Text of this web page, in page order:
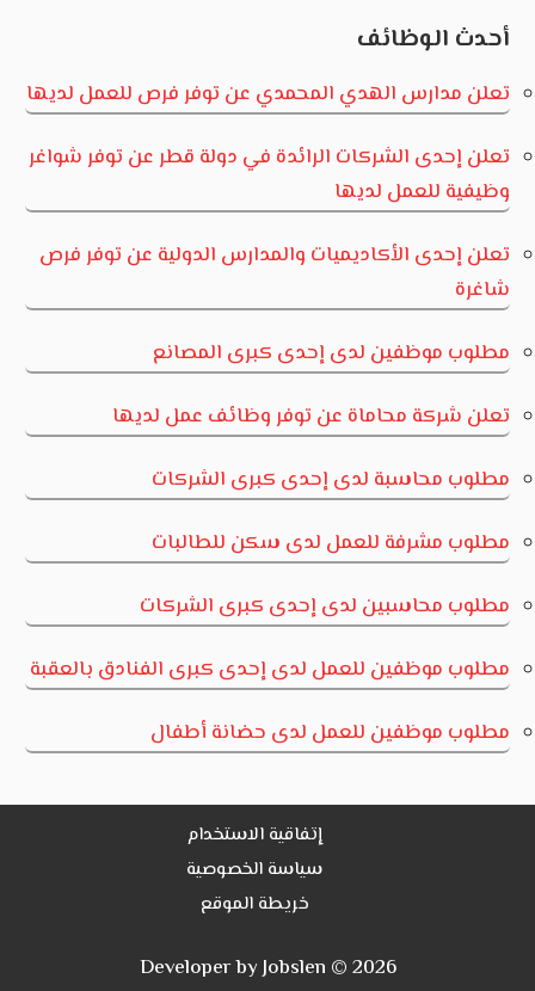
أحدث الوظائف
تعلن مدارس الهدي المحمدي عن توفر فرص للعمل لديها
تعلن إحدى الشركات الرائدة في دولة قطر عن توفر شواغر
وظيفية للعمل لديها
تعلن إحدى الأكاديميات والمدارس الدولية عن توفر فرص
شاغرة
مطلوب موظفين لدى إحدى كبرى المصانع
تعلن شركة محاماة عن توفر وظائف عمل لديها
مطلوب محاسبة لدى إحدى كبرى الشركات
مطلوب مشرفة للعمل لدى سكن للطالبات
مطلوب محاسبين لدى إحدى كبرى الشركات
مطلوب موظفين للعمل لدى إحدى كبرى الفنادق بالعقبة
مطلوب موظفين للعمل لدى حضانة أطفال
إتفاقية الاستخدام
سياسة الخصوصية
خريطة الموقع
Developer by Jobslen © 2026